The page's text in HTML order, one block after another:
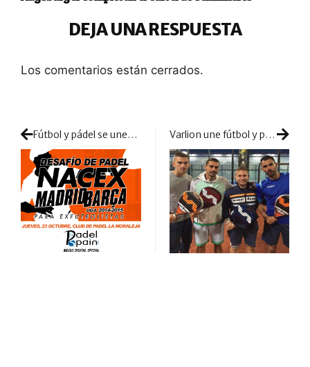
DEJA UNA RESPUESTA
Los comentarios están cerrados.
Fútbol y pádel se unen en el Club de Pádel La Moraleja Varlion une fútbol y pádel alrededor de sus palas